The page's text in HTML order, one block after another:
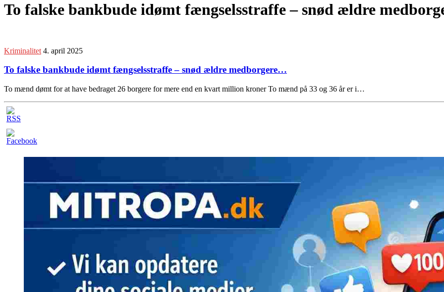
To falske bankbude idømt fængselsstraffe – snød ældre
Kriminalitet 4. april 2025
To falske bankbude idømt fængselsstraffe – snød ældre medborgere…
To mænd dømt for at have bedraget 26 borgere for mere end en kvart million kroner To mænd på 33 og 36 år er i…